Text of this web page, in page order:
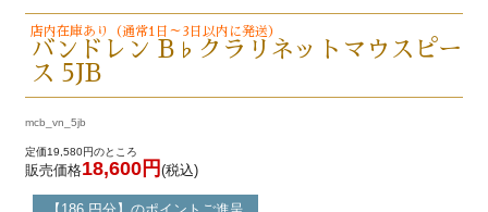
店内在庫あり（通常1日～3日以内に発送）
バンドレン B♭クラリネットマウスピー
ス 5JB
mcb_vn_5jb
定価19,580円のところ
販売価格18,600円 (税込)